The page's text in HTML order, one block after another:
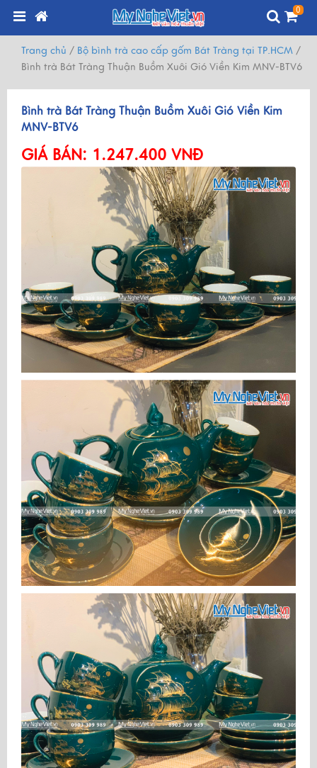
0
Trang chủ / Bộ bình trà cao cấp gốm Bát Tràng tại TP.HCM /
Bình trà Bát Tràng Thuận Buồm Xuôi Gió Viền Kim MNV-BTV6
Bình trà Bát Tràng Thuận Buồm Xuôi Gió Viền Kim
MNV-BTV6
GIÁ BÁN: 1.247.400 VNĐ